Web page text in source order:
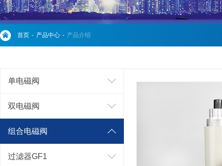
首页 - 产品中心 - 产品介绍
单电磁阀
双电磁阀
组合电磁阀
过滤器GF1